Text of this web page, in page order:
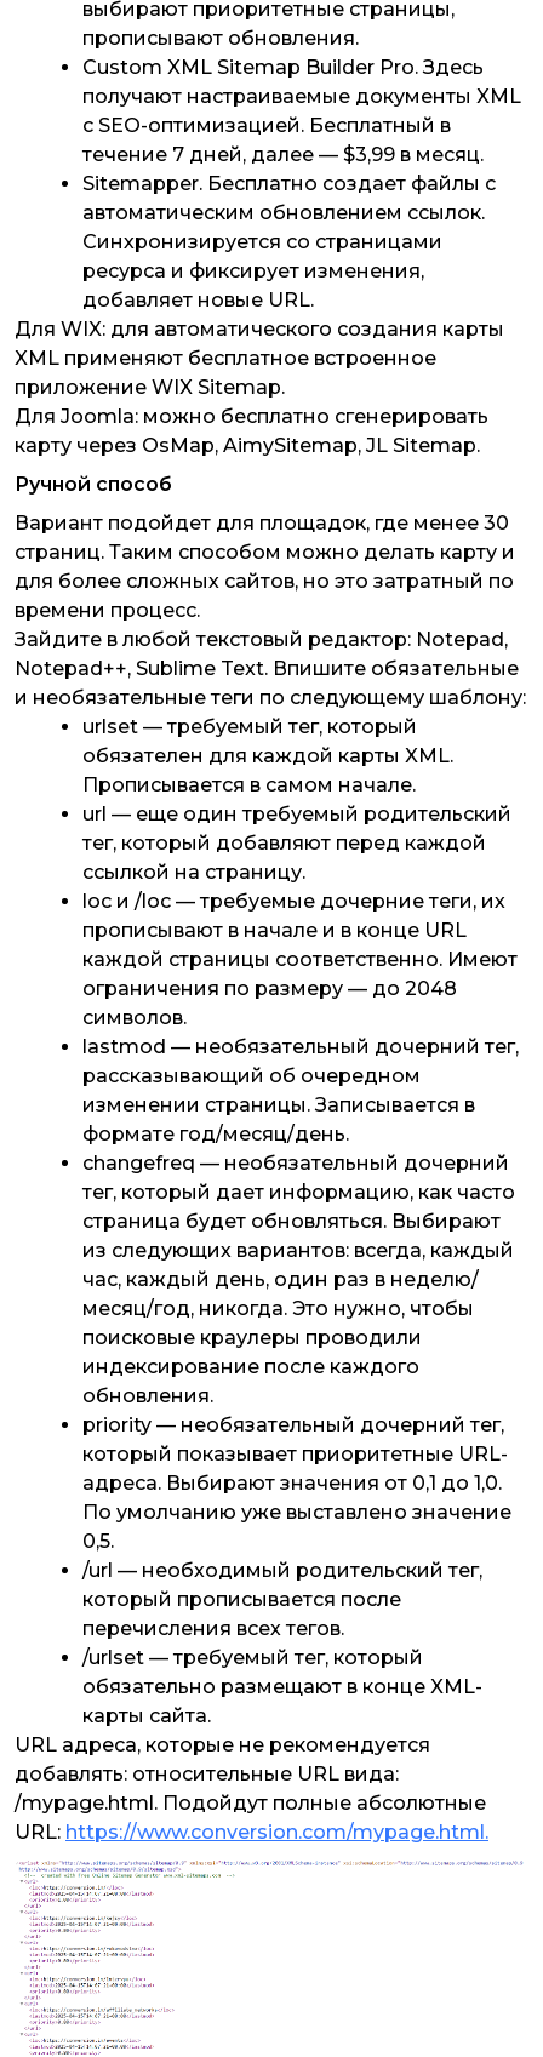
выбирают приоритетные страницы,
прописывают обновления.
Custom XML Sitemap Builder Pro. Здесь
получают настраиваемые документы XML
с SEO-оптимизацией. Бесплатный в
течение 7 дней, далее — $3,99 в месяц.
Sitemapper. Бесплатно создает файлы с
автоматическим обновлением ссылок.
Синхронизируется со страницами
ресурса и фиксирует изменения,
добавляет новые URL.
Для WIX: для автоматического создания карты
XML применяют бесплатное встроенное
приложение WIX Sitemap.
Для Joomla: можно бесплатно сгенерировать
карту через OsMap, AimySitemap, JL Sitemap.
Ручной способ
Вариант подойдет для площадок, где менее 30
страниц. Таким способом можно делать карту и
для более сложных сайтов, но это затратный по
времени процесс.
Зайдите в любой текстовый редактор: Notepad,
Notepad++, Sublime Text. Впишите обязательные
и необязательные теги по следующему шаблону:
urlset — требуемый тег, который
обязателен для каждой карты XML.
Прописывается в самом начале.
url — еще один требуемый родительский
тег, который добавляют перед каждой
ссылкой на страницу.
loc и /loc — требуемые дочерние теги, их
прописывают в начале и в конце URL
каждой страницы соответственно. Имеют
ограничения по размеру — до 2048
символов.
lastmod — необязательный дочерний тег,
рассказывающий об очередном
изменении страницы. Записывается в
формате год/месяц/день.
changefreq — необязательный дочерний
тег, который дает информацию, как часто
страница будет обновляться. Выбирают
из следующих вариантов: всегда, каждый
час, каждый день, один раз в неделю/
месяц/год, никогда. Это нужно, чтобы
поисковые краулеры проводили
индексирование после каждого
обновления.
priority — необязательный дочерний тег,
который показывает приоритетные URL-
адреса. Выбирают значения от 0,1 до 1,0.
По умолчанию уже выставлено значение
0,5.
/url — необходимый родительский тег,
который прописывается после
перечисления всех тегов.
/urlset — требуемый тег, который
обязательно размещают в конце XML-
карты сайта.
URL адреса, которые не рекомендуется
добавлять: относительные URL вида:
/mypage.html. Подойдут полные абсолютные
URL: https://www.conversion.com/mypage.html.